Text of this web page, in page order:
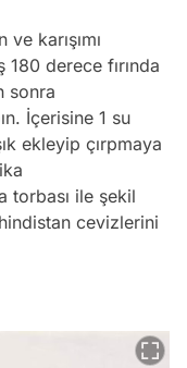
karışımı
180 derece fırında
sonra
İçerisine 1 su
ekleyip çırpmaya
torbası ile şekil
cevizlerini